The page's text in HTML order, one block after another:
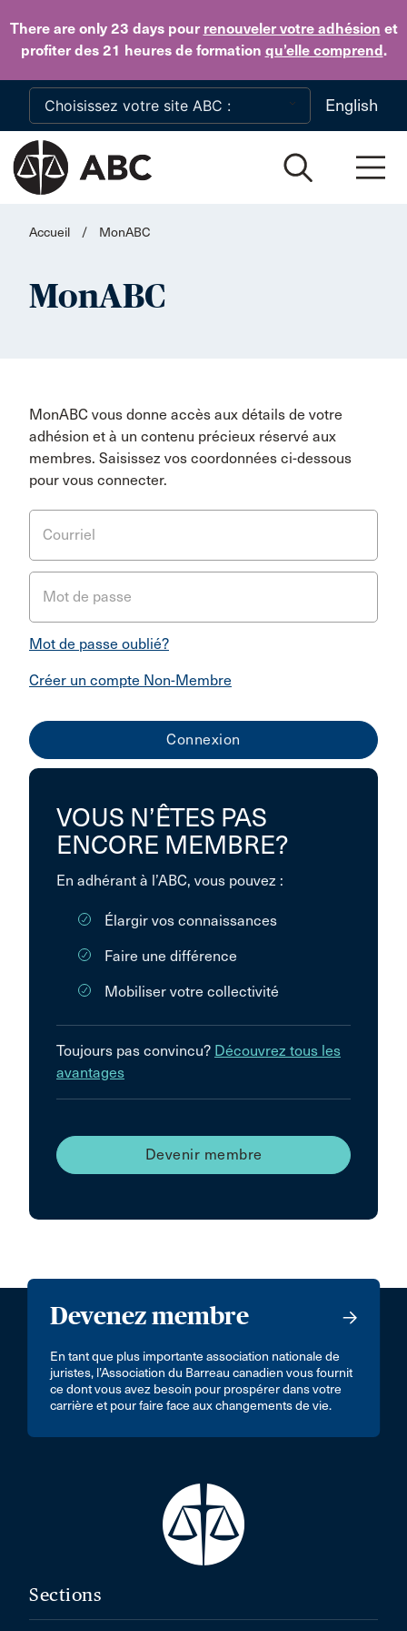
There are only 23 dayspour renouveler votre adhésion et
profiter des 21 heures de formation qu’elle comprend.
Skip to main content
English
Accueil / MonABC
MonABC
MonABC vous donne accès aux détails de votre
adhésion et à un contenu précieux réservé aux
membres. Saisissez vos coordonnées ci-dessous
pour vous connecter.
Courriel
Mot de passe
Mot de passe oublié?
Créer un compte Non-Membre
VOUS N’ÊTES PAS
ENCORE MEMBRE?
En adhérant à l’ABC, vous pouvez :
Élargir vos connaissances
Faire une différence
Mobiliser votre collectivité
Toujours pas convincu? Découvrez tous les
avantages
Devenir membre
Devenez membre
En tant que plus importante association nationale de
juristes, l’Association du Barreau canadien vous fournit
ce dont vous avez besoin pour prospérer dans votre
carrière et pour faire face aux changements de vie.
Sections